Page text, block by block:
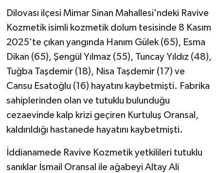
Dilovası ilçesi Mimar Sinan Mahallesi'ndeki Ravive
Kozmetik isimli kozmetik dolum tesisinde 8 Kasım
2025'te çıkan yangında Hanım Gülek (65), Esma
Dikan (65), Şengül Yılmaz (55), Tuncay Yıldız (48),
Tuğba Taşdemir (18), Nisa Taşdemir (17) ve
Cansu Esatoğlu (16) hayatını kaybetmişti. Fabrika
sahiplerinden olan ve tutuklu bulunduğu
cezaevinde kalp krizi geçiren Kurtuluş Oransal,
kaldırıldığı hastanede hayatını kaybetmişti.
İddianamede Ravive Kozmetik yetkilileri tutuklu
sanıklar İsmail Oransal ile ağabeyi Altay Ali